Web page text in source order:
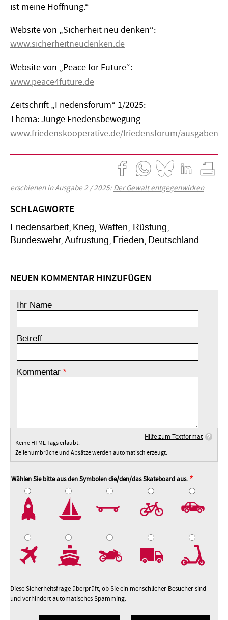
ist meine Hoffnung.“
Website von „Sicherheit neu denken“:
www.sicherheitneudenken.de
Website von „Peace for Future“:
www.peace4future.de
Zeitschrift „Friedensforum“ 1/2025:
Thema: Junge Friedensbewegung
www.friedenskooperative.de/friedensforum/ausgaben
erschienen in Ausgabe 2 / 2025:Der Gewalt entgegenwirken
SCHLAGWORTE
Friedensarbeit Krieg, Waffen, Rüstung
Bundeswehr Aufrüstung Frieden Deutschland
NEUEN KOMMENTAR HINZUFÜGEN
Ihr Name
Betreff
Kommentar
Hilfe zum Textformat
Keine HTML-Tags erlaubt.
Zeilenumbrüche und Absätze werden automatisch erzeugt.
Wählen Sie bitte aus den Symbolen die/den/das Skateboard aus.
Diese Sicherheitsfrage überprüft, ob Sie ein menschlicher Besucher sind
und verhindert automatisches Spamming.